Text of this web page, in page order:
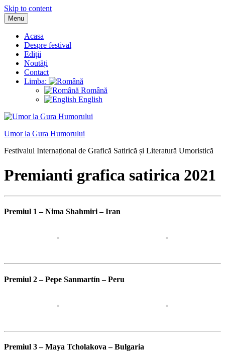
Skip to content
Menu
Acasa
Despre festival
Ediții
Noutăți
Contact
Limba:
Română
English
Umor la Gura Humorului
Festivalul Internațional de Grafică Satirică și Literatură Umoristică
Premianti grafica satirica 2021
Premiul 1 – Nima Shahmiri – Iran
Premiul 2 – Pepe Sanmartín – Peru
Premiul 3 – Maya Tcholakova – Bulgaria